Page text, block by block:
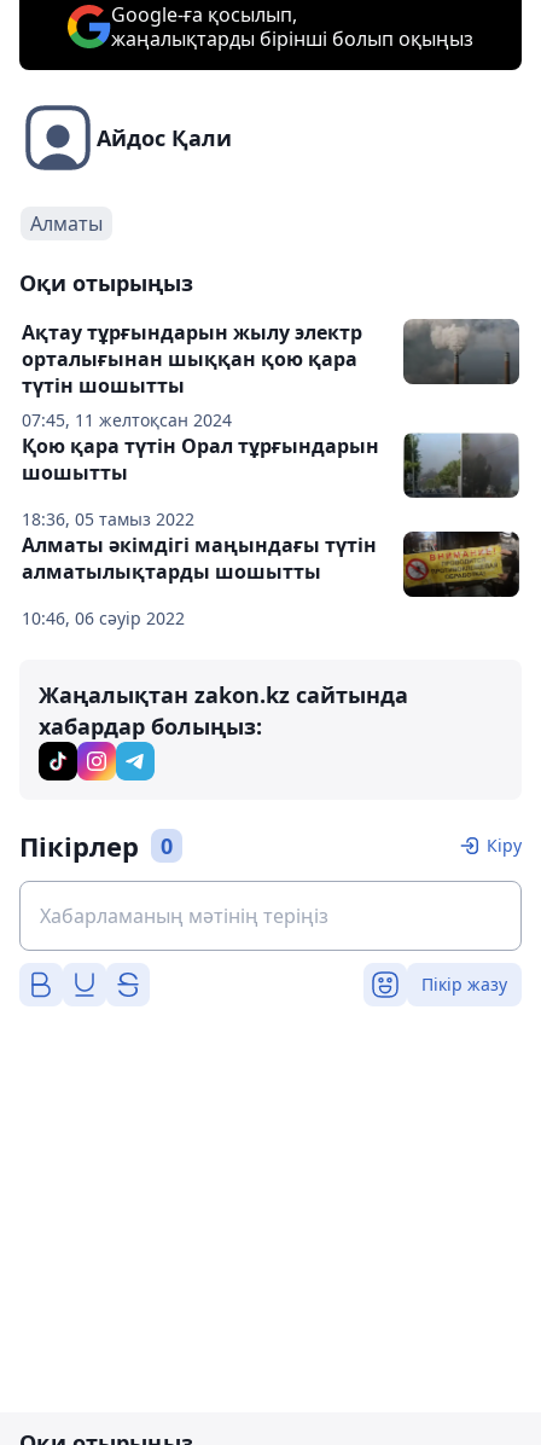
Google-ға қосылып,
жаңалықтарды бірінші болып оқыңыз
Айдос Қали
Алматы
Оқи отырыңыз
07:45, 11 желтоқсан 2024
Ақтау тұрғындарын жылу электр
орталығынан шыққан қою қара
түтін шошытты
18:36, 05 тамыз 2022
Қою қара түтін Орал тұрғындарын
шошытты
10:46, 06 сәуір 2022
Алматы әкімдігі маңындағы түтін
алматылықтарды шошытты
Жаңалықтан zakon.kz сайтында
хабардар болыңыз:
Пікірлер 0 Кіру
Пікір жазу